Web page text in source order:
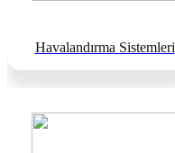
Havalandırma Sistemleri